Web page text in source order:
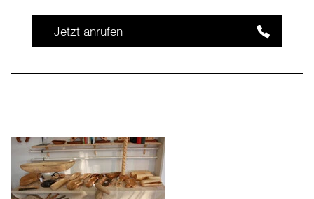
Jetzt anrufen